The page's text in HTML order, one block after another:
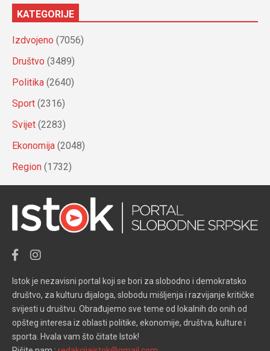
KATEGORIJE
Izdvojeno (7056)
Društvo (3489)
Politika (2640)
Sport (2316)
Svijet (2283)
Ekonomija (2048)
Region (1732)
Istok je nezavisni portal koji se bori za slobodno i demokratsko
društvo, za kulturu dijaloga, slobodu mišljenja i razvijanje kritičke
svijesti u društvu. Obrađujemo sve teme od lokalnih do onih od
opšteg interesa iz oblasti politike, ekonomije, društva, kulture i
sporta. Hvala vam što čitate Istok!